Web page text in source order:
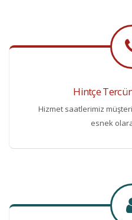
Hintçe
Hizmet saatlerimiz
esnek